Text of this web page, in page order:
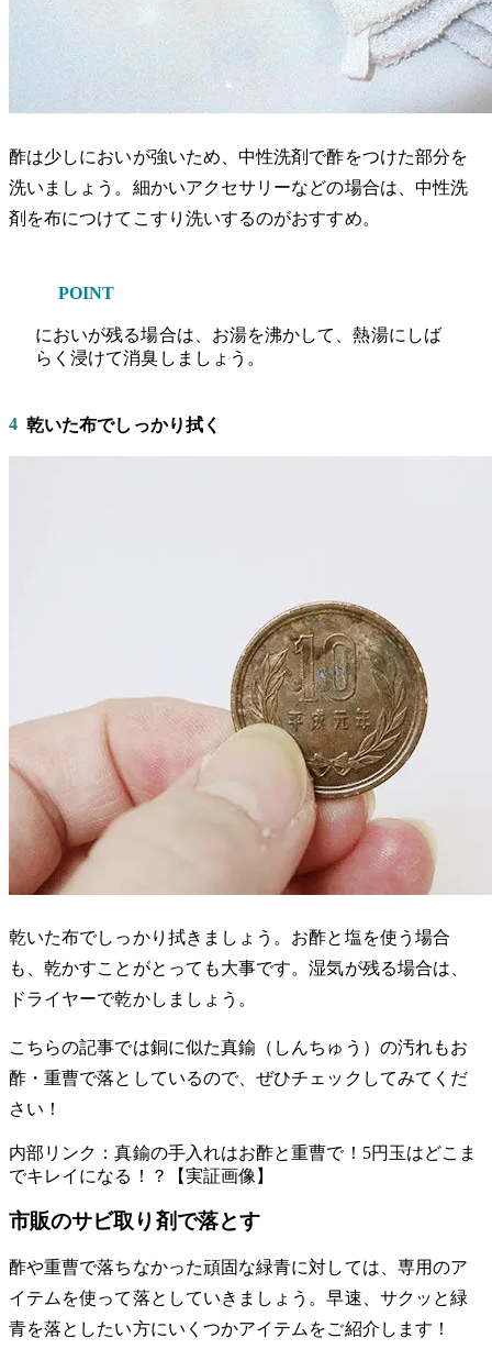
酢は少しにおいが強いため、中性洗剤で酢をつけた部分を
洗いましょう。細かいアクセサリーなどの場合は、中性洗
剤を布につけてこすり洗いするのがおすすめ。
POINT
においが残る場合は、お湯を沸かして、熱湯にしば
らく浸けて消臭しましょう。
4 乾いた布でしっかり拭く
乾いた布でしっかり拭きましょう。お酢と塩を使う場合
も、乾かすことがとっても大事です。湿気が残る場合は、
ドライヤーで乾かしましょう。
こちらの記事では銅に似た真鍮（しんちゅう）の汚れもお
酢・重曹で落としているので、ぜひチェックしてみてくだ
さい！
内部リンク：真鍮の手入れはお酢と重曹で！5円玉はどこま
でキレイになる！？【実証画像】
市販のサビ取り剤で落とす
酢や重曹で落ちなかった頑固な緑青に対しては、専用のア
イテムを使って落としていきましょう。早速、サクッと緑
青を落としたい方にいくつかアイテムをご紹介します！